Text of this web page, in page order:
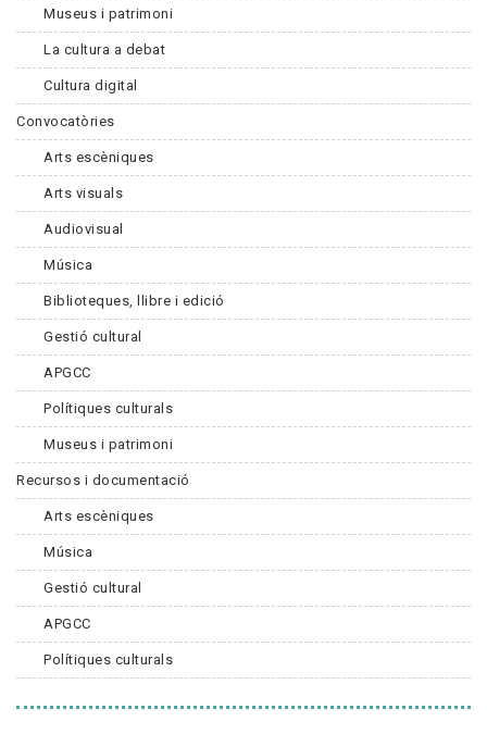
Museus i patrimoni
La cultura a debat
Cultura digital
Convocatòries
Arts escèniques
Arts visuals
Audiovisual
Música
Biblioteques, llibre i edició
Gestió cultural
APGCC
Polítiques culturals
Museus i patrimoni
Recursos i documentació
Arts escèniques
Música
Gestió cultural
APGCC
Polítiques culturals